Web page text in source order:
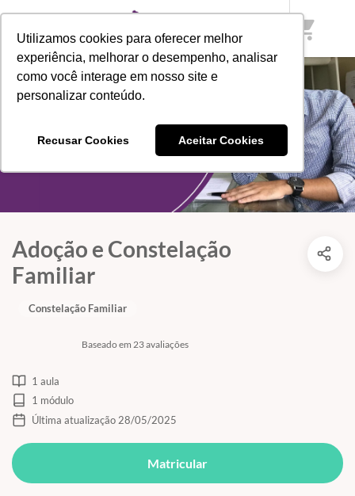
Utilizamos cookies para oferecer melhor
experiência, melhorar o desempenho, analisar
como você interage em nosso site e
personalizar conteúdo.
Recusar Cookies Aceitar Cookies
shopping_cart
Adoção e Constelação
Familiar
Baseado em 23 avaliações
Constelação Familiar
1 aula
1 módulo
Última atualização 28/05/2025
Matricular